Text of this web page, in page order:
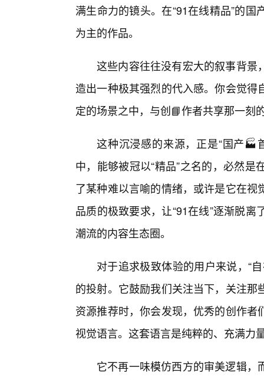
满生命力的镜头。在“91在线精品”的
为主的作品。
这些内容往往没有宏大的叙事背景
造出一种极其强烈的代入感。你会觉
定的场景之中，与创📘作者共享那一刻
这种沉浸感的来源，正是“国产🏭
中，能够被冠以“精品”之名的，必然
了某种难以言喻的情绪，或许是它在
品质的极致要求，让“91在线”逐渐脱
潮流的内容生态圈。
对于追求极致体验的用户来说，“
的投射。它鼓励我们关注当下，关注
资源推荐时，你会发现，优秀的创作
视觉语言。这套语言是纯粹的、充满力
它不再一味模仿西方的审美逻辑